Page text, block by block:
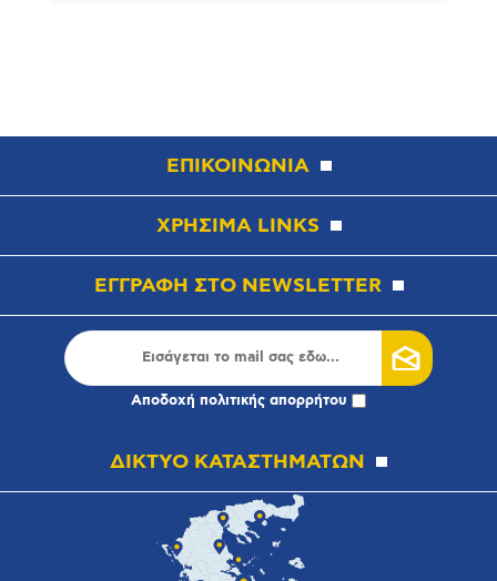
ΕΠΙΚΟΙΝΩΝΙΑ
ΧΡΗΣΙΜΑ LINKS
ΕΓΓΡΑΦΗ ΣΤΟ NEWSLETTER
Αποδοχή πολιτικής απορρήτου
ΔΙΚΤΥΟ ΚΑΤΑΣΤΗΜΑΤΩΝ